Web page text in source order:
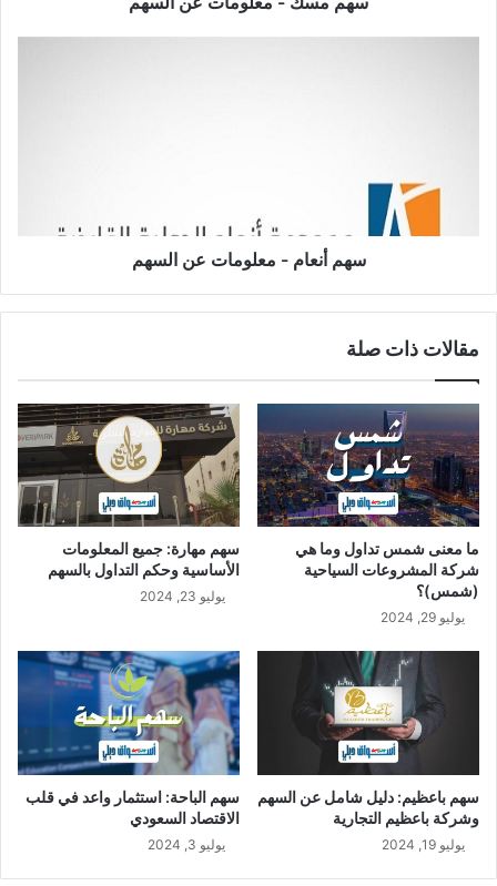
سهم أنعام - معلومات عن السهم
مقالات ذات صلة
ما معنى شمس تداول وما هي
شركة المشروعات السياحية
(شمس)؟
يوليو 29, 2024
سهم مهارة: جميع المعلومات
الأساسية وحكم التداول بالسهم
يوليو 23, 2024
سهم باعظيم: دليل شامل عن السهم
وشركة باعظيم التجارية
يوليو 19, 2024
سهم الباحة: استثمار واعد في قلب
الاقتصاد السعودي
يوليو 3, 2024